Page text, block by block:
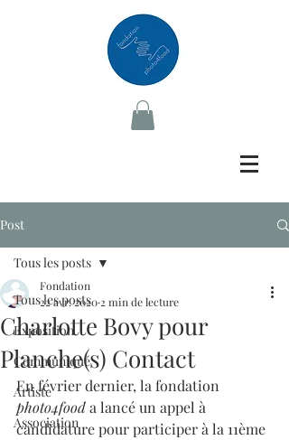
Post
Tous les posts
Exposition
Communiqué
Artiste
Association
Tous les posts
Charlotte Bovy pour
Planche(s) Contact
Fondation
22 avr. 20202 min de lecture
En février dernier, la fondation
photo4food a lancé un appel à
candidature pour participer à la 11ème